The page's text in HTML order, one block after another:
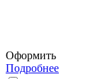
Оформить
Подробнее